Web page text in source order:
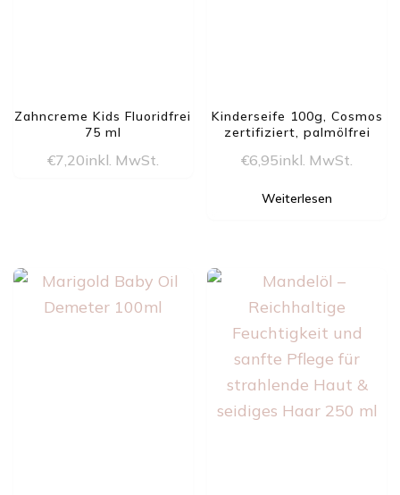
Zahncreme Kids Fluoridfrei
75 ml
€7,20inkl. MwSt.
Kinderseife 100g, Cosmos
zertifiziert, palmölfrei
€6,95inkl. MwSt.
Weiterlesen